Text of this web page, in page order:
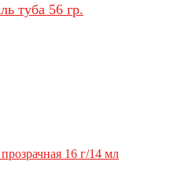
туба 56 гр.